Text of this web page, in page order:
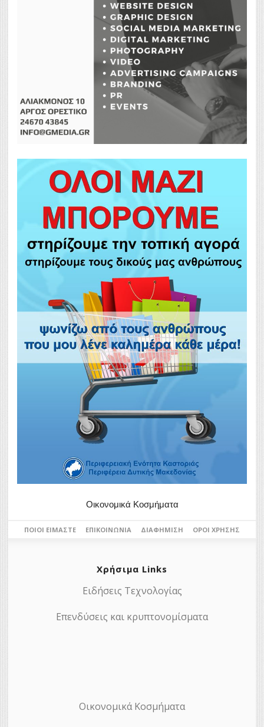
Οικονομικά Κοσμήματα
ΠΟΙΟΙ ΕΊΜΑΣΤΕ ΕΠΙΚΟΙΝΩΝΊΑ ΔΙΑΦΉΜΙΣΗ ΌΡΟΙ ΧΡΉΣΗΣ
Χρήσιμα Links
Ειδήσεις Τεχνολογίας
Επενδύσεις και κρυπτονομίσματα
Οικονομικά Κοσμήματα